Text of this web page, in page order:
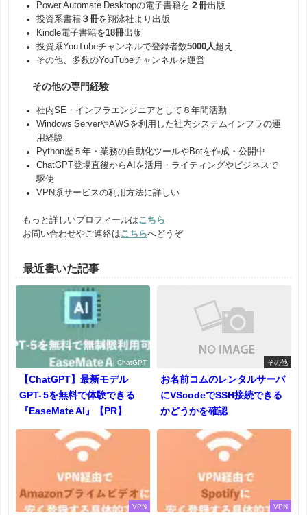
Power Automate Desktopの電子書籍を ２冊出版
投資系書籍 ３冊を翔泳社より出版
Kindle電子書籍を18冊出版
投資系YouTubeチャンネルで登録者数5000人 超え
その他、多数のYouTubeチャンネルを運営
その他の専門経験
社内SE・インフラエンジニアとして８年間活動
Windows ServerやAWSを利用した社内システムインフラの運
用経験
Python歴５年・業務の自動化ツールやBotを作成・公開中
ChatGPT登場直後からAIを活用・ライティングやビジネスで
駆使
VPN系サービスの利用方法に詳しい
もっと詳しいプロフィールはこちら
お問い合わせやご連絡はこちらへどうぞ
最近書いた記事
ChatGPT
【ChatGPT】最新モデル
GPT- 5を無料で体験できる
『EaseMate AI』【PR】
その他
お名前コムのレンタルサーバ
にVScodeでSSH接続できる
かどうかを確認
VPN VPN